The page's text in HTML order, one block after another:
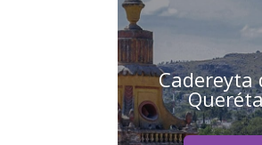
Cadereyta